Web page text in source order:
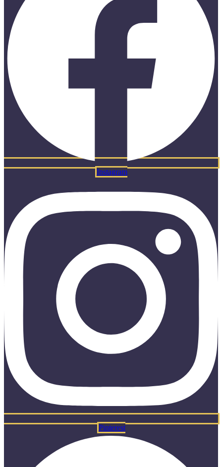
Instagram
Pinterest